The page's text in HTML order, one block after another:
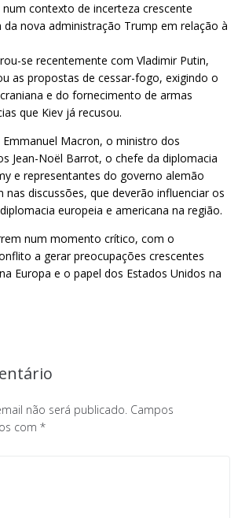
num contexto de incerteza crescente
nova administração Trump em relação à
se recentemente com Vladimir Putin,
as propostas de cessar-fogo, exigindo o
e do fornecimento de armas
que Kiev já recusou.
Macron, o ministro dos
Jean-Noël Barrot, o chefe da diplomacia
e representantes do governo alemão
discussões, que deverão influenciar os
europeia e americana na região.
num momento crítico, com o
a gerar preocupações crescentes
Europa e o papel dos Estados Unidos na
não será publicado. Campos
com *